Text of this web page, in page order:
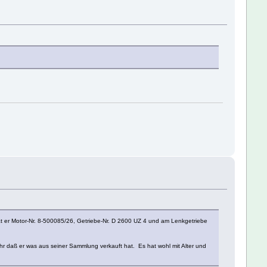
Motor-Nr. 8-500085/26, Getriebe-Nr. D 2600 UZ 4 und am Lenkgetriebe
daß er was aus seiner Sammlung verkauft hat. Es hat wohl mit Alter und